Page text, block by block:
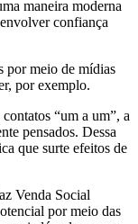
maneira moderna
confiança
por meio de mídias
por exemplo.
“um a um”, a
pensados. Dessa
que surte efeitos de
Venda Social
por meio das